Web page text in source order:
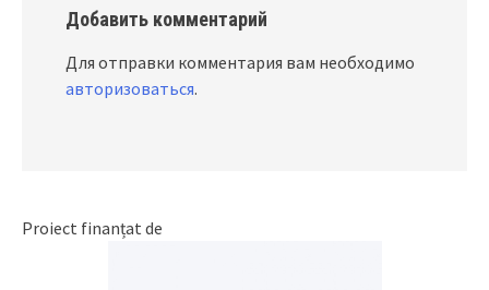
Добавить комментарий
Для отправки комментария вам необходимо
авторизоваться.
Proiect finanțat de